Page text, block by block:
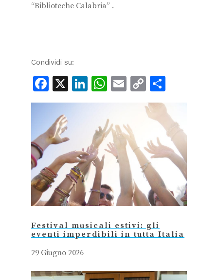
“Biblioteche Calabria” .
Condividi su:
Facebook
X LinkedIn
WhatsApp
Email
Copy
Link
Festival musicali estivi: gli
eventi imperdibili in tutta Italia
29 Giugno 2026